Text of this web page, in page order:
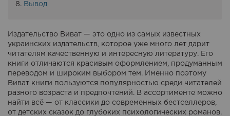
Вывод
Издательство Виват — это одно из самых известных
украинских издательств, которое уже много лет дарит
читателям качественную и интересную литературу. Его
книги отличаются красивым оформлением, продуманным
переводом и широким выбором тем. Именно поэтому
Виват книги пользуются популярностью среди читателей
разного возраста и предпочтений. В ассортименте можно
найти всё — от классики до современных бестселлеров,
от детских сказок до глубоких психологических романов.